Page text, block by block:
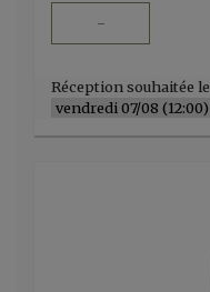
-
Réception souhaitée le